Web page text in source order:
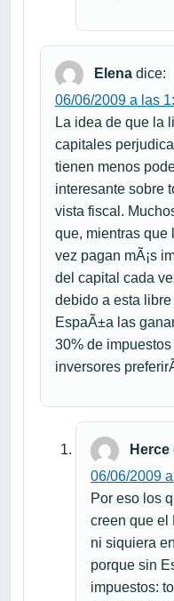
Elena dice:
06/06/2009 a las
La idea de que la
capitales
tienen menos
interesante sobre
vista fiscal.
que, mientras que
vez pagan mÃ¡s
del capital cada
debido a esta
EspaÃ±a las
30% de
inversores
Herce
06/06/2009
Por eso los
creen que el
ni siquiera
porque sin
impuestos: